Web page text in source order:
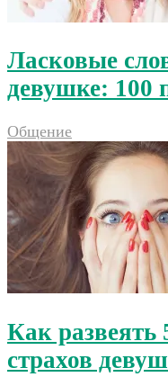
Ласковые
девушке: 100
Общение
Как
страхов